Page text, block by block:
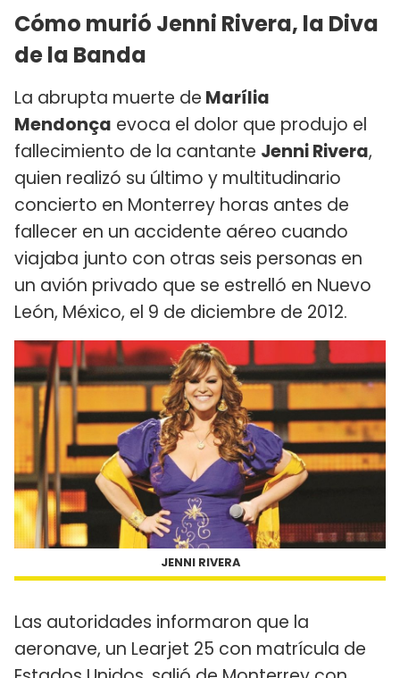
Cómo murió Jenni Rivera, la Diva
de la Banda
La abrupta muerte de Marília
Mendonça evoca el dolor que produjo el
fallecimiento de la cantante Jenni Rivera,
quien realizó su último y multitudinario
concierto en Monterrey horas antes de
fallecer en un accidente aéreo cuando
viajaba junto con otras seis personas en
un avión privado que se estrelló en Nuevo
León, México, el 9 de diciembre de 2012.
JENNI RIVERA
Las autoridades informaron que la
aeronave, un Learjet 25 con matrícula de